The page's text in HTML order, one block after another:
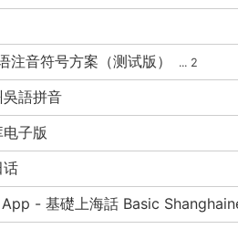
注音符号方案（测试版） ... 2
語拼音
子版
话
- 基礎上海話 Basic